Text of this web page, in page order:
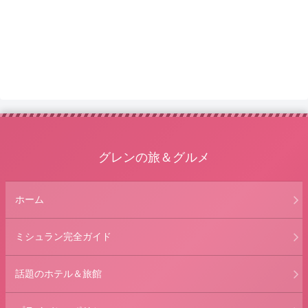
グレンの旅＆グルメ
ホーム
ミシュラン完全ガイド
話題のホテル＆旅館